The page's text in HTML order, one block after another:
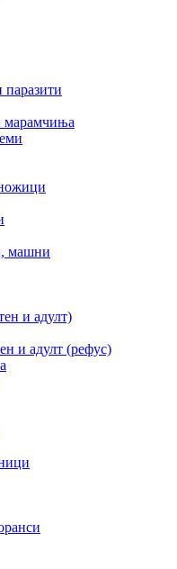
машни
и адулт)
и адулт (рефус)